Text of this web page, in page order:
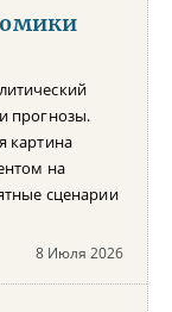
прогнозы.
картина
на
сценарии
8 Июля 2026